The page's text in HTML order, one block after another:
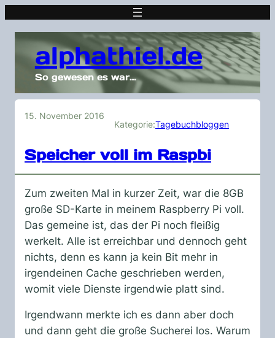
alphathiel.de
So gewesen es war…
15. November 2016
Kategorie:Tagebuchbloggen
Speicher voll im Raspbi
Zum zweiten Mal in kurzer Zeit, war die 8GB
große SD-Karte in meinem Raspberry Pi voll.
Das gemeine ist, das der Pi noch fleißig
werkelt. Alle ist erreichbar und dennoch geht
nichts, denn es kann ja kein Bit mehr in
irgendeinen Cache geschrieben werden,
womit viele Dienste irgendwie platt sind.
Irgendwann merkte ich es dann aber doch
und dann geht die große Sucherei los. Warum